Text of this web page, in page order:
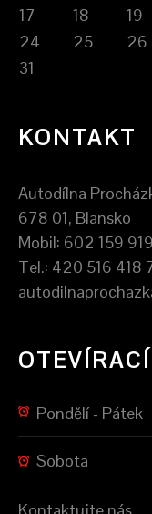
17
18 19
24
25 26
31
KONTAKT
Autodílna
678 01, Blansko
Mobil: 602 159 919
Tel.: 420 516 418
Pondělí - Pátek
Sobota
Kontaktujte nás